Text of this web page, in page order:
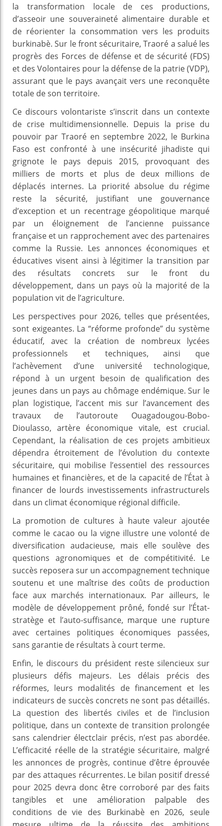
la transformation locale de ces productions,
d’asseoir une souveraineté alimentaire durable et
de réorienter la consommation vers les produits
burkinabè. Sur le front sécuritaire, Traoré a salué les
progrès des Forces de défense et de sécurité (FDS)
et des Volontaires pour la défense de la patrie (VDP),
assurant que le pays avançait vers une reconquête
totale de son territoire.
Ce discours volontariste s’inscrit dans un contexte
de crise multidimensionnelle. Depuis la prise du
pouvoir par Traoré en septembre 2022, le Burkina
Faso est confronté à une insécurité jihadiste qui
grignote le pays depuis 2015, provoquant des
milliers de morts et plus de deux millions de
déplacés internes. La priorité absolue du régime
reste la sécurité, justifiant une gouvernance
d’exception et un recentrage géopolitique marqué
par un éloignement de l’ancienne puissance
française et un rapprochement avec des partenaires
comme la Russie. Les annonces économiques et
éducatives visent ainsi à légitimer la transition par
des résultats concrets sur le front du
développement, dans un pays où la majorité de la
population vit de l’agriculture.
Les perspectives pour 2026, telles que présentées,
sont exigeantes. La “réforme profonde” du système
éducatif, avec la création de nombreux lycées
professionnels et techniques, ainsi que
l’achèvement d’une université technologique,
répond à un urgent besoin de qualification des
jeunes dans un pays au chômage endémique. Sur le
plan logistique, l’accent mis sur l’avancement des
travaux de l’autoroute Ouagadougou-Bobo-
Dioulasso, artère économique vitale, est crucial.
Cependant, la réalisation de ces projets ambitieux
dépendra étroitement de l’évolution du contexte
sécuritaire, qui mobilise l’essentiel des ressources
humaines et financières, et de la capacité de l’État à
financer de lourds investissements infrastructurels
dans un climat économique régional difficile.
La promotion de cultures à haute valeur ajoutée
comme le cacao ou la vigne illustre une volonté de
diversification audacieuse, mais elle soulève des
questions agronomiques et de compétitivité. Le
succès reposera sur un accompagnement technique
soutenu et une maîtrise des coûts de production
face aux marchés internationaux. Par ailleurs, le
modèle de développement prôné, fondé sur l’État-
stratège et l’auto-suffisance, marque une rupture
avec certaines politiques économiques passées,
sans garantie de résultats à court terme.
Enfin, le discours du président reste silencieux sur
plusieurs défis majeurs. Les délais précis des
réformes, leurs modalités de financement et les
indicateurs de succès concrets ne sont pas détaillés.
La question des libertés civiles et de l’inclusion
politique, dans un contexte de transition prolongée
sans calendrier électclair précis, n’est pas abordée.
L’efficacité réelle de la stratégie sécuritaire, malgré
les annonces de progrès, continue d’être éprouvée
par des attaques récurrentes. Le bilan positif dressé
pour 2025 devra donc être corroboré par des faits
tangibles et une amélioration palpable des
conditions de vie des Burkinabè en 2026, seule